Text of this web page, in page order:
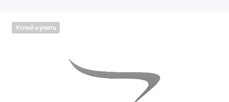
Успей купить